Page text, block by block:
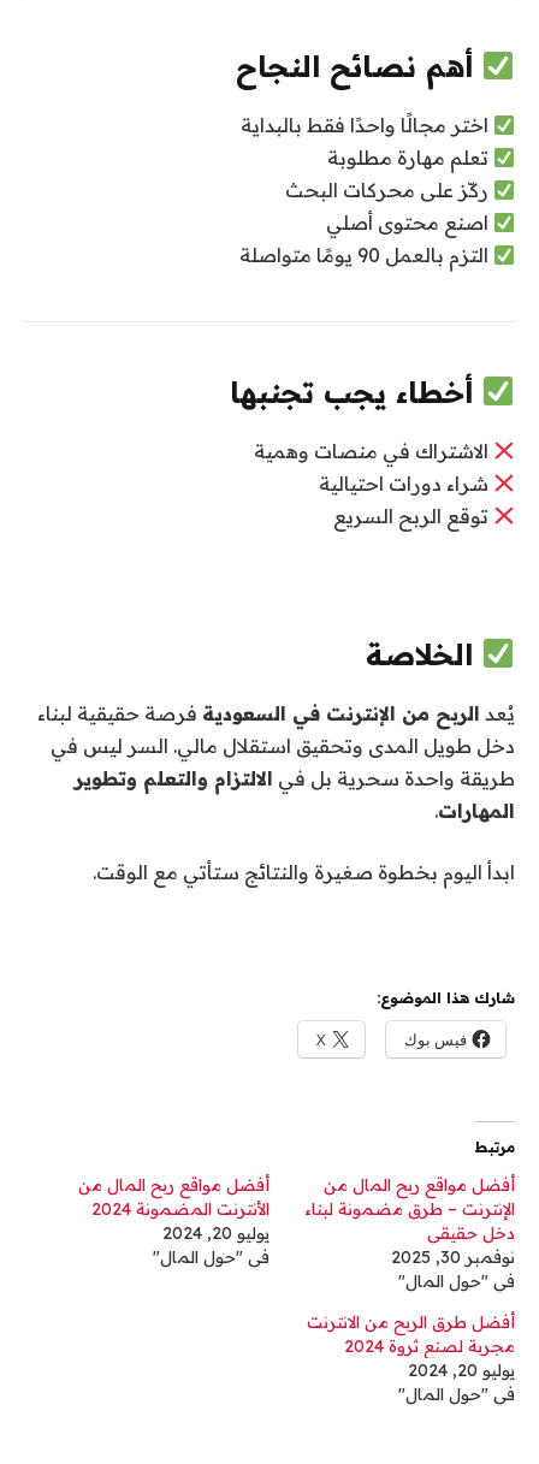
أهم نصائح النجاح
اختر مجالًا واحدًا فقط بالبداية
تعلم مهارة مطلوبة
ركّز على محركات البحث
اصنع محتوى أصلي
التزم بالعمل 90 يومًا متواصلة
أخطاء يجب تجنبها
الاشتراك في منصات وهمية
شراء دورات احتيالية
توقع الربح السريع
الخلاصة
يُعد الربح من الإنترنت في السعودية فرصة حقيقية لبناء
دخل طويل المدى وتحقيق استقلال مالي. السر ليس في
طريقة واحدة سحرية بل في الالتزام والتعلم وتطوير
المهارات.
ابدأ اليوم بخطوة صغيرة والنتائج ستأتي مع الوقت.
شارك هذا الموضوع:
فيس بوك X
مرتبط
أفضل مواقع ربح المال من
الإنترنت – طرق مضمونة لبناء
دخل حقيقي
نوفمبر 30, 2025
في "حول المال"
أفضل مواقع ربح المال من
الأنترنت المضمونة 2024
يوليو 20, 2024
في "حول المال"
أفضل طرق الربح من الانترنت
مجربة لصنع ثروة 2024
يوليو 20, 2024
في "حول المال"